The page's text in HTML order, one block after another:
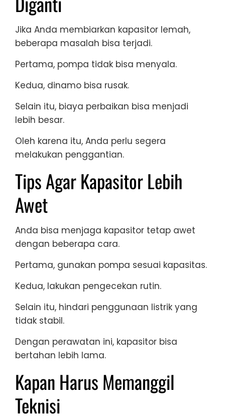
Jika Anda membiarkan kapasitor lemah,
beberapa masalah bisa terjadi.
Pertama, pompa tidak bisa menyala.
Kedua, dinamo bisa rusak.
Selain itu, biaya perbaikan bisa menjadi
lebih besar.
Oleh karena itu, Anda perlu segera
melakukan penggantian.
Tips Agar Kapasitor Lebih
Awet
Anda bisa menjaga kapasitor tetap awet
dengan beberapa cara.
Pertama, gunakan pompa sesuai kapasitas.
Kedua, lakukan pengecekan rutin.
Selain itu, hindari penggunaan listrik yang
tidak stabil.
Dengan perawatan ini, kapasitor bisa
bertahan lebih lama.
Kapan Harus Memanggil
Teknisi